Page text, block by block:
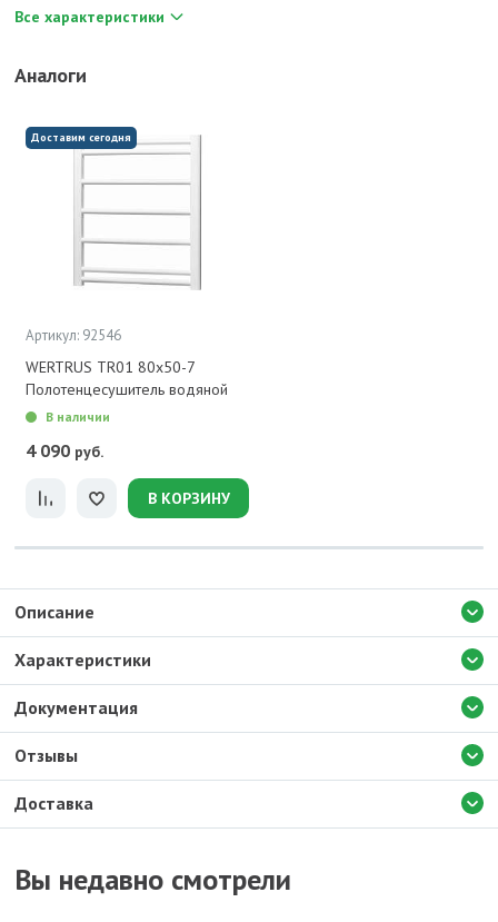
Все характеристики
Аналоги
Доставим сегодня
Артикул: 92546
WERTRUS TR01 80х50-7
Полотенцесушитель водяной
В наличии
4 090 руб.
В КОРЗИНУ
Доставка
Описание
Характеристики
Документация
Отзывы
Вы недавно смотрели